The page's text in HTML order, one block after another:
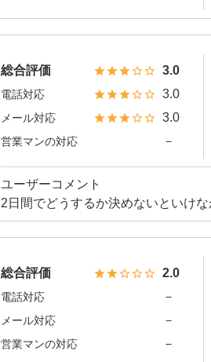
総合評価 3.0
電話対応 3.0
メール対応 3.0
営業マンの対応 －
ユーザーコメント
2日間でどうするか決めないといけ
総合評価 2.0
電話対応 －
メール対応 －
営業マンの対応 －